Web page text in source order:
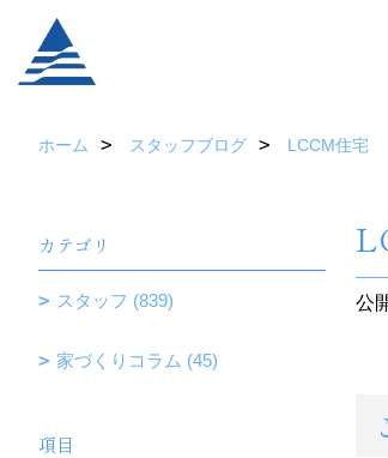
ホーム スタッフブログ LCCM住宅
公
カテゴリ
スタッフ (839)
家づくりコラム (45)
項目